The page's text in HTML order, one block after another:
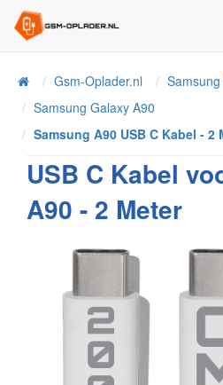
HomeGsm-Oplader.nl
Samsung Galaxy A90
Samsung A90 USB C Kabel - 2
USB C Kabel
A90 - 2 Meter